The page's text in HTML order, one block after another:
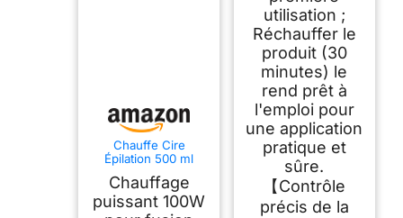
Chauffe Cire
Épilation 500 ml
HR101 Appareil à
Cire Chaude avec
Pot Aluminium
Chauffage
puissant 100W
utilisation ;
Réchauffer le
produit (30
minutes) le
rend prêt à
l'emploi pour
une application
pratique et
sûre.
【Contrôle
précis de la